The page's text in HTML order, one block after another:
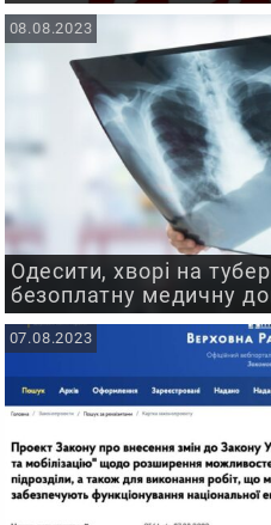
Одесити, хворі на
безоплатну медичну
08.08.2023
07.08.2023